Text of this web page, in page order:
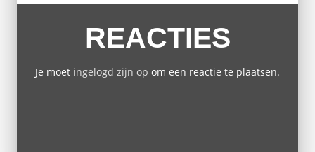
REACTIES
Je moet ingelogd zijn op om een reactie te plaatsen.